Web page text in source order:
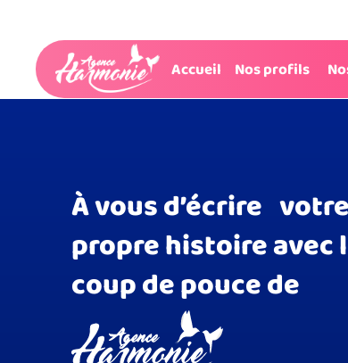
Accueil Nos profils
Création du
Ouverture su site www.agence-
À vous d’écrire votre
propre histoire avec
coup de pouce de